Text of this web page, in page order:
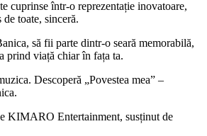
cuprinse într-o reprezentație inovatoare,
toate, sinceră.
să fii parte dintr-o seară memorabilă,
prind viață chiar în fața ta.
Descoperă „Povestea mea” –
KIMARO Entertainment, susținut de